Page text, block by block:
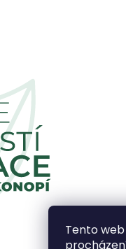
Tento